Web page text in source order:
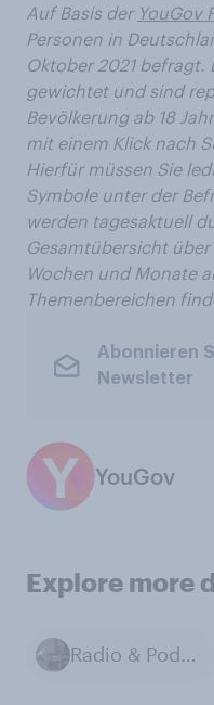
Auf Basis der YouGov
Personen in
Oktober 2021 befragt.
gewichtet und sind
Bevölkerung ab 18
mit einem Klick nach
Hierfür müssen Sie
Symbole unter der
werden tagesaktuell
Gesamtübersicht
Wochen und Monate
Themenbereichen
Abonnieren
Newsletter
YouGov
Explore more
Radio & Podcasts